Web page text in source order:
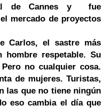
deCannes y fue
mercado de proyectos
Carlos, el sastre más
hombre respetable. Su
no cualquier cosa.
de mujeres. Turistas,
las que no tiene ningún
eso cambia el día que